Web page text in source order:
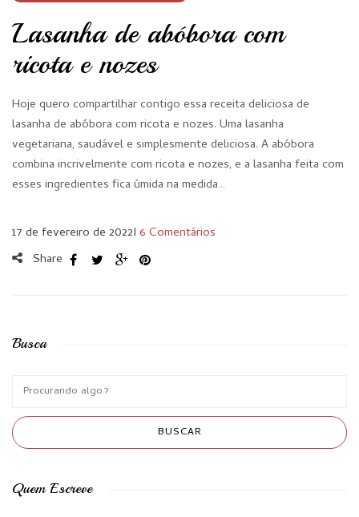
Lasanha de abóbora com
ricota e nozes
Hoje quero compartilhar contigo essa receita deliciosa de
lasanha de abóbora com ricota e nozes. Uma lasanha
vegetariana, saudável e simplesmente deliciosa. A abóbora
combina incrivelmente com ricota e nozes, e a lasanha feita com
esses ingredientes fica úmida na medida…
17 de fevereiro de 2022I 6 Comentários
Share
Busca
Quem Escreve